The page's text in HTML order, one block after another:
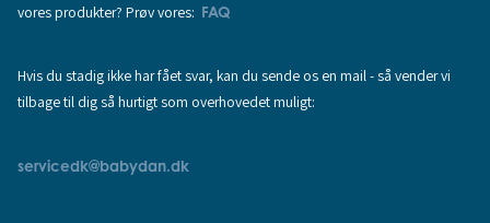
vores produkter? Prøv vores: FAQ
Hvis du stadig ikke har fået svar, kan du sende os en mail - så vender vi
tilbage til dig så hurtigt som overhovedet muligt:
servicedk@babydan.dk